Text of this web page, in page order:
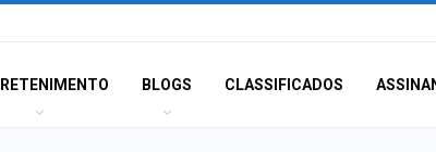
BLOGS CLASSIFICADOS